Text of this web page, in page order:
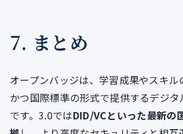
7. まとめ
オープンバッジは、学習成果やスキル
かつ国際標準の形式で提供するデジ
です。3.0ではDID/VCといった最新の